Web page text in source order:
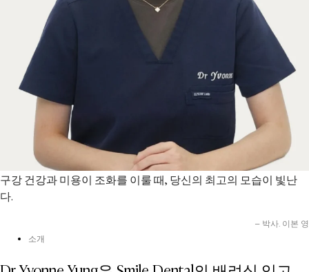
구강 건강과 미용이 조화를 이룰 때, 당신의 최고의 모습이 빛난
다.
– 박사. 이본 영
소개